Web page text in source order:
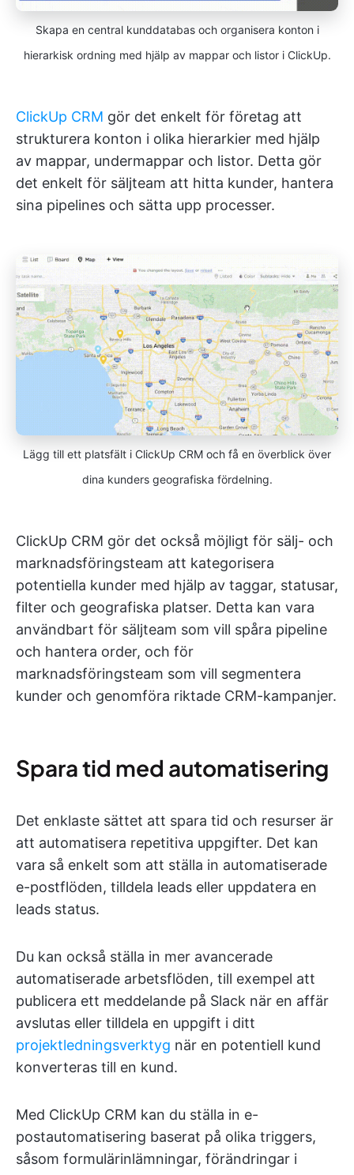
Skapa en central kunddatabas och organisera konton i
hierarkisk ordning med hjälp av mappar och listor i ClickUp.
ClickUp CRM gör det enkelt för företag att
strukturera konton i olika hierarkier med hjälp
av mappar, undermappar och listor. Detta gör
det enkelt för säljteam att hitta kunder, hantera
sina pipelines och sätta upp processer.
Lägg till ett platsfält i ClickUp CRM och få en överblick över
dina kunders geografiska fördelning.
ClickUp CRM gör det också möjligt för sälj- och
marknadsföringsteam att kategorisera
potentiella kunder med hjälp av taggar, statusar,
filter och geografiska platser. Detta kan vara
användbart för säljteam som vill spåra pipeline
och hantera order, och för
marknadsföringsteam som vill segmentera
kunder och genomföra riktade CRM-kampanjer.
Spara tid med automatisering
Det enklaste sättet att spara tid och resurser är
att automatisera repetitiva uppgifter. Det kan
vara så enkelt som att ställa in automatiserade
e-postflöden, tilldela leads eller uppdatera en
leads status.
Du kan också ställa in mer avancerade
automatiserade arbetsflöden, till exempel att
publicera ett meddelande på Slack när en affär
avslutas eller tilldela en uppgift i ditt
projektledningsverktyg när en potentiell kund
konverteras till en kund.
Med ClickUp CRM kan du ställa in e-
postautomatisering baserat på olika triggers,
såsom formulärinlämningar, förändringar i